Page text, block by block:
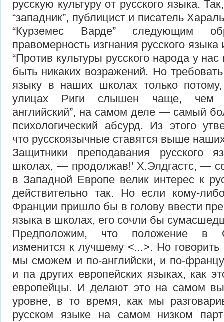
русскую культуру от русского языка.
“западник”, публицист и писатель
“Курземес Варде” следующим
правомерность изгнания русского
“Против культуры русского народа у
быть никаких возражений. Но
языку в наших школах только
улицах Риги слышен чаще, чем
английский”, на самом деле — самый
психологический абсурд. Из этого
что русскоязычные ставятся выше
Защитники преподавания русского
школах, — продолжав!' X.Элдгастс, —
в Западной Европе велик интерес к
действительно так. Но если кому-
Франции пришло бы в голову ввести
языка в школах, его сочли бы
Предположим, что положение в
изменится к лучшему <...>. Но говорить
мы сможем и по-английски, и по-
и па других европейских языках, как
европейцы. И делают это на самом
уровне, в то время, как мы
русском языке на самом низком